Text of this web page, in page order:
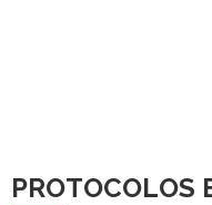
PROTOCOLOS